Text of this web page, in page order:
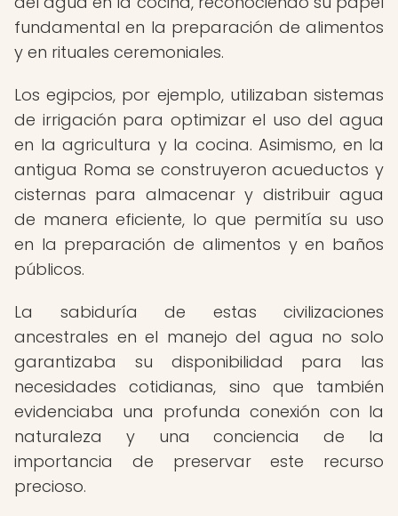
fundamental en la preparación de alimentos
y en rituales ceremoniales.
Los egipcios, por ejemplo, utilizaban sistemas
de irrigación para optimizar el uso del agua
en la agricultura y la cocina. Asimismo, en la
antigua Roma se construyeron acueductos y
cisternas para almacenar y distribuir agua
de manera eficiente, lo que permitía su uso
en la preparación de alimentos y en baños
públicos.
La sabiduría de estas civilizaciones
ancestrales en el manejo del agua no solo
garantizaba su disponibilidad para las
necesidades cotidianas, sino que también
evidenciaba una profunda conexión con la
naturaleza y una conciencia de la
importancia de preservar este recurso
precioso.